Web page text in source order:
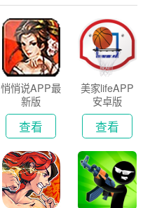
悄悄说APP最
新版
查看
美家lifeAPP
安卓版
查看